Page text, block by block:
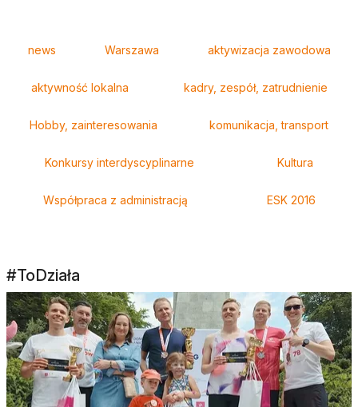
news Warszawa aktywizacja zawodowa
aktywność lokalna kadry, zespół, zatrudnienie
Hobby, zainteresowania komunikacja, transport
Konkursy interdyscyplinarne Kultura
Współpraca z administracją ESK 2016
#ToDziała